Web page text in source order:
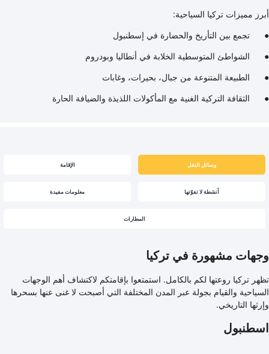
أبرز مميزات تركيا السياحية:
● تجمع بين التأريخ والحضارة في إسطنبول
● الشواطئ المتوسطية الخلابة في أنطاليا وبودروم
● الطبيعة المتنوعة من جبال، بحيرات، وغابات
● الثقافة التركية الغنية مع المأكولات اللذيذة والضيافة الحارة
وسائل النقل الإقامة
أنشطة لا تفوّتها معلومات مفيدة
المطارات
وجهات مشهورة في تركيا
تظهر تركيا روعتها لكم بالكامل. استمتعوا بإقامتكم لاكتشاف أهم الوجهات
السياحية والقيام بجولة عبر المدن المختلفة التي أصبحت لا غنى عنها بسحرها
وإرثها التاريخي.
اسطنبول